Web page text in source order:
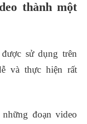
thành một
sử dụng trên
và thực hiện rất
đoạn video